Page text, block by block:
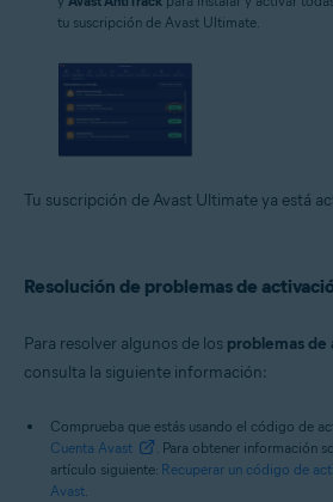
tu suscripción de Avast Ultimate.
Tu suscripción de Avast Ultimate ya está
Resolución de problemas de
Para resolver algunos de los problemas de
consulta la siguiente información:
Comprueba que estás usando el código de
Cuenta Avast
. Para obtener información
artículo siguiente: Recuperar un código de
Avast.